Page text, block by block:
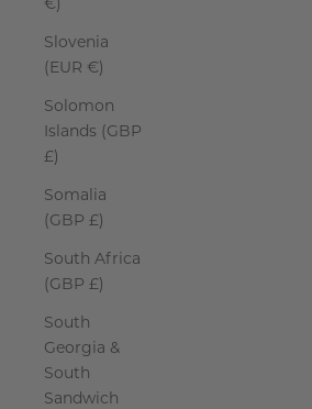
Slovenia
(EUR €)
Solomon
Islands (GBP
£)
Somalia
(GBP £)
South Africa
(GBP £)
South
Georgia &
South
Sandwich